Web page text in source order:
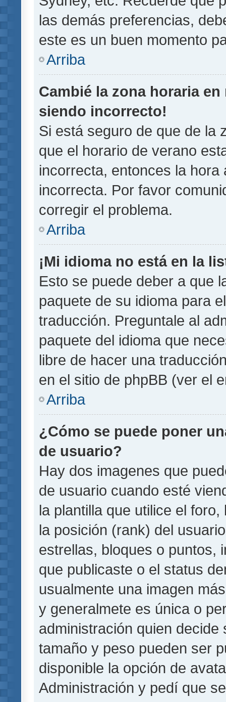
las demás preferencias,
este es un buen momento
Arriba
Cambié la zona horaria
siendo incorrecto!
Si está seguro de que de la
que el horario de verano
incorrecta, entonces la
incorrecta. Por favor
corregir el problema.
Arriba
¡Mi idioma no está en la
Esto se puede deber a que
paquete de su idioma para
traducción. Preguntale al
paquete del idioma que
libre de hacer una
en el sitio de phpBB (ver el
Arriba
¿Cómo se puede poner
de usuario?
Hay dos imagenes que
de usuario cuando esté
la plantilla que utilice el
la posición (rank) del
estrellas, bloques o puntos,
que publicaste o el status
usualmente una imagen
y generalmete es única o
administración quien
tamaño y peso pueden ser
disponible la opción de
Administración y pedí que